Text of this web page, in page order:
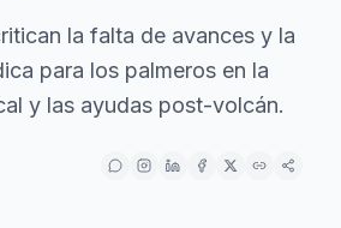
la falta de avances y la
para los palmeros en la
y las ayudas post-volcán.